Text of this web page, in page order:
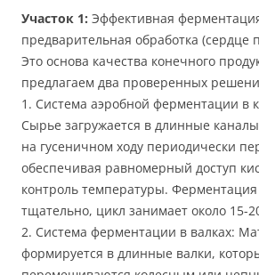
Участок 1: Эффективная
предварительная обработка (сердце
Это основа качества конечного
предлагаем два проверенных
1. Система аэробной ферментации в
Сырье загружается в длинные
на гусеничном ходу периодически
обеспечивая равномерный доступ
контроль температуры.
тщательно, цикл занимает около 15-
2. Система ферментации в валках:
формируется в длинные валки,